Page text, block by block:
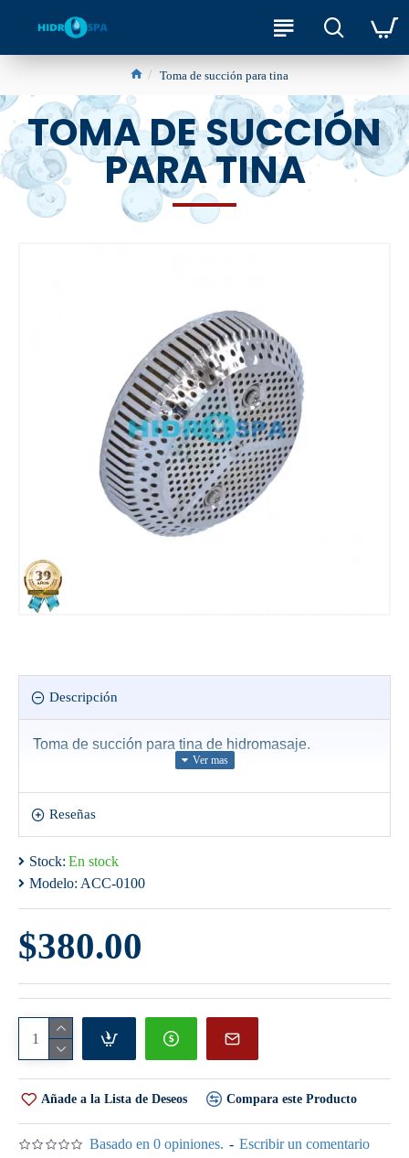
Toma de succión para tina
TOMA DE SUCCIÓN
PARA TINA
Descripción
Toma de succión para tina de hidromasaje.
Reseñas
Stock: En stock
Modelo: ACC-0100
Basado en 0 opiniones. - Escribir un comentario
$380.00
Añade a la Lista de Deseos Compara este Producto